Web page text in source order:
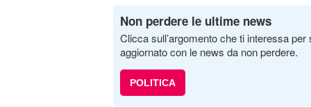
Non perdere le ultime news
Clicca sull’argomento che ti interessa
aggiornato con le news da non perdere.
POLITICA